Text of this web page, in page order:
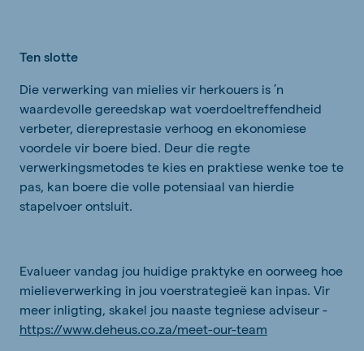
Ten slotte
Die verwerking van mielies vir herkouers is ’n
waardevolle gereedskap wat voerdoeltreffendheid
verbeter, diereprestasie verhoog en ekonomiese
voordele vir boere bied. Deur die regte
verwerkingsmetodes te kies en praktiese wenke toe te
pas, kan boere die volle potensiaal van hierdie
stapelvoer ontsluit.
Evalueer vandag jou huidige praktyke en oorweeg hoe
mielieverwerking in jou voerstrategieë kan inpas. Vir
meer inligting, skakel jou naaste tegniese adviseur -
https://www.deheus.co.za/meet-our-team